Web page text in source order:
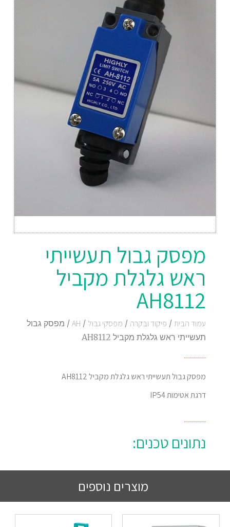
מפסק גבול תעשייתי
ראש גלגלת מקביל
AH8112
עמוד הבית / פיקוד ובקרה / מפסקי גבול /
AH/ מפסק גבול
תעשייתי ראש גלגלת מקביל AH8112
מפסק גבול תעשייתי ראש גלגלת מקביל AH8112
דרגת אטימות IP54
נתונים טכנים:
מוצרים נוספים